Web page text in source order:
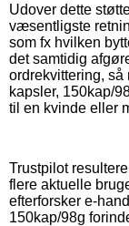
Udover dette
væsentligste
som fx hvilken
det samtidig
ordrekvittering,
kapsler, 150kap/
til en kvinde eller
Trustpilot
flere aktuelle
efterforsker e-
150kap/98g